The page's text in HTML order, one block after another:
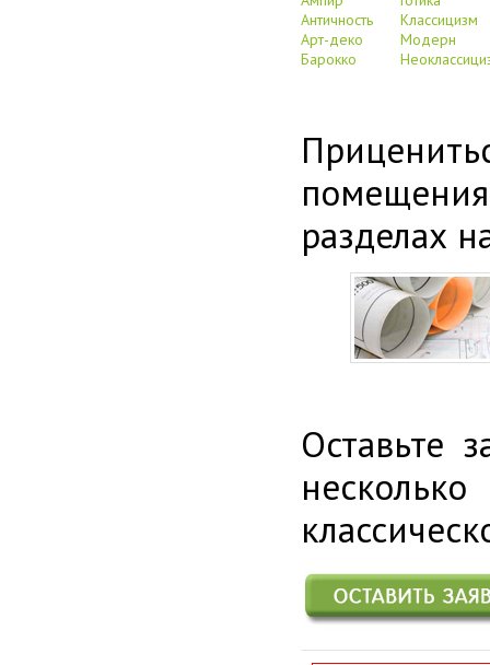
Античность
Классицизм
Арт-деко
Модерн
Барокко
разделах
Оставьте